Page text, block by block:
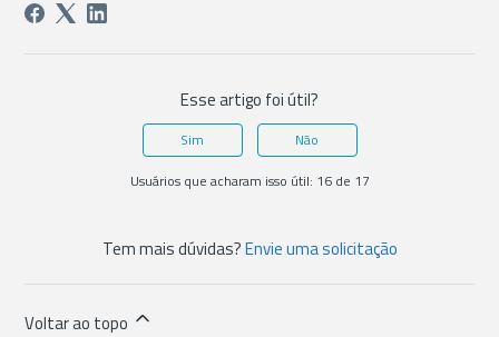
Esse artigo foi útil?
Sim
Não
Usuários que acharam isso útil: 16 de 17
Tem mais dúvidas?Envie uma solicitação
Voltar ao topo